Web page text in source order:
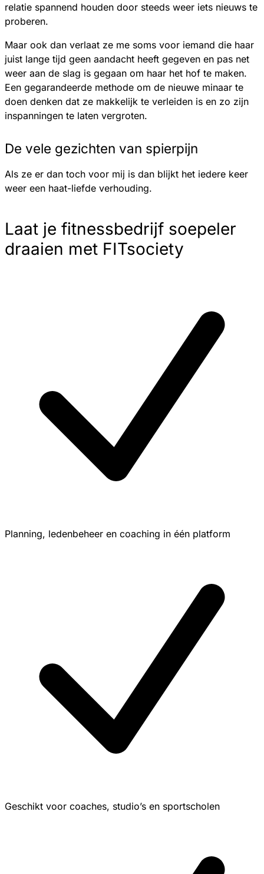
relatie spannend houden door steeds weer iets nieuws te
proberen.
Maar ook dan verlaat ze me soms voor iemand die haar
juist lange tijd geen aandacht heeft gegeven en pas net
weer aan de slag is gegaan om haar het hof te maken.
Een gegarandeerde methode om de nieuwe minaar te
doen denken dat ze makkelijk te verleiden is en zo zijn
inspanningen te laten vergroten.
De vele gezichten van spierpijn
Als ze er dan toch voor mij is dan blijkt het iedere keer
weer een haat-liefde verhouding.
Laat je fitnessbedrijf soepeler
draaien met FITsociety
Planning, ledenbeheer en coaching in één platform
Geschikt voor coaches, studio’s en sportscholen